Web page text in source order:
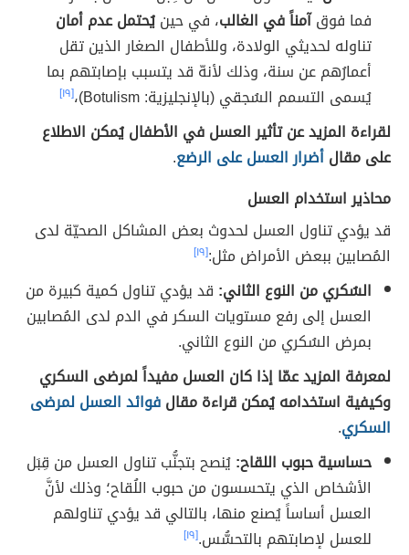
فما فوقآمناً في الغالب، في حينيُحتمل عدم أمان
تناوله لحديثي الولادة، وللأطفال الصغار الذين تقل
أعمارُهم عن سنة، وذلك لأنهّ قد يتسبب بإصابتهم بما
يُسمى التسمم السُجقي (بالإنجليزية: Botulism)،
[١٩]
لقراءة المزيد عن تأثير العسل في الأطفال يُمكن الاطلاع
على مقالأضرار العسل على الرضع.
محاذير استخدام العسل
قد يؤدي تناول العسل لحدوث بعض المشاكل الصحيّة لدى
المُصابين ببعض الأمراض مثل:[١٩]
السُكري من النوع الثاني: قد يؤدي تناول كمية كبيرة من
العسل إلى رفع مستويات السكر في الدم لدى المُصابين
بمرض السُكري من النوع الثاني.
لمعرفة المزيد عمّا إذا كان العسل مفيداً لمرضى السكري
وكيفية استخدامه يُمكن قراءة مقالفوائد العسل لمرضى
السكري.
حساسية حبوب اللقاح:يُنصح بتجنُّب تناول العسل من قِبَل
الأشخاص الذي يتحسسون من حبوب اللُقاح؛ وذلك لأنَّ
العسل أساساً يُصنع منها، بالتالي قد يؤدي تناولهم
للعسل لإصابتهم بالتحسُّس.[١٩]